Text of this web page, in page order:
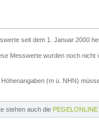
seit dem 1. Januar 2000
Messwerte wurden noch nicht
Höhenangaben (m ü. NHN)
stehen auch die